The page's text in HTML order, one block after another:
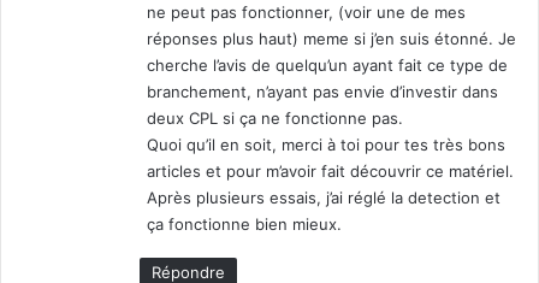
ne peut pas fonctionner, (voir une de mes
réponses plus haut) meme si j’en suis étonné. Je
cherche l’avis de quelqu’un ayant fait ce type de
branchement, n’ayant pas envie d’investir dans
deux CPL si ça ne fonctionne pas.
Quoi qu’il en soit, merci à toi pour tes très bons
articles et pour m’avoir fait découvrir ce matériel.
Après plusieurs essais, j’ai réglé la detection et
ça fonctionne bien mieux.
Répondre